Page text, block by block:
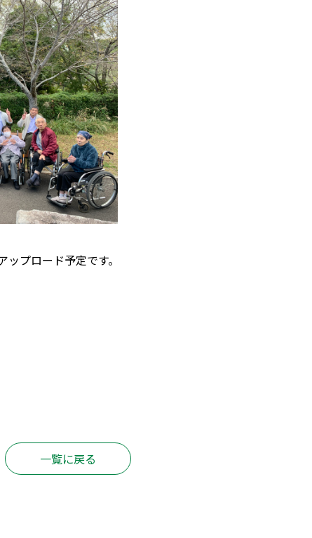
プロード予定です。
一覧に戻る